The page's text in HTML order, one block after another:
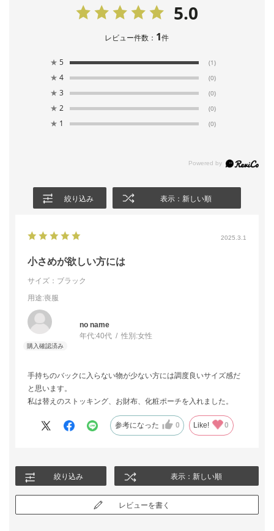
5.0
レビュー件数： 1件
★ 5 (1)
★ 4 (0)
★ 3 (0)
★ 2 (0)
★ 1 (0)
絞り込み 表示：新しい順
2025.3.1
小さめが欲しい方には
サイズ：ブラック
用途:喪服
no name
年代:40代 性別:女性
手持ちのバックに入らない物が少ない方には調度良いサイズ感だ
と思います。
私は替えのストッキング、お財布、化粧ポーチを入れました。
参考になった 0 Like! 0
絞り込み 表示：新しい順
レビューを書く